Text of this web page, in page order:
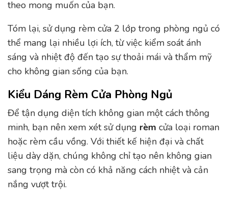
theo mong muốn của bạn.
Tóm lại, sử dụng rèm cửa 2 lớp trong phòng ngủ có
thể mang lại nhiều lợi ích, từ việc kiểm soát ánh
sáng và nhiệt độ đến tạo sự thoải mái và thẩm mỹ
cho không gian sống của bạn.
Kiểu Dáng Rèm Cửa Phòng Ngủ
Để tận dụng diện tích không gian một cách thông
minh, bạn nên xem xét sử dụng rèm cửa loại roman
hoặc rèm cầu vồng. Với thiết kế hiện đại và chất
liệu dày dặn, chúng không chỉ tạo nên không gian
sang trọng mà còn có khả năng cách nhiệt và cản
nắng vượt trội.